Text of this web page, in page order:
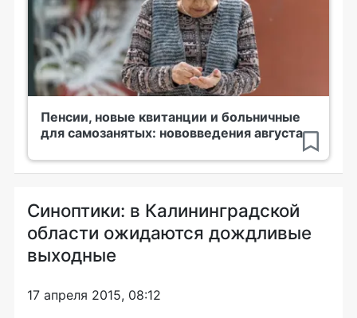
Пенсии, новые квитанции и больничные
для самозанятых: нововведения августа
Синоптики: в Калининградской
области ожидаются дождливые
выходные
17 апреля 2015, 08:12